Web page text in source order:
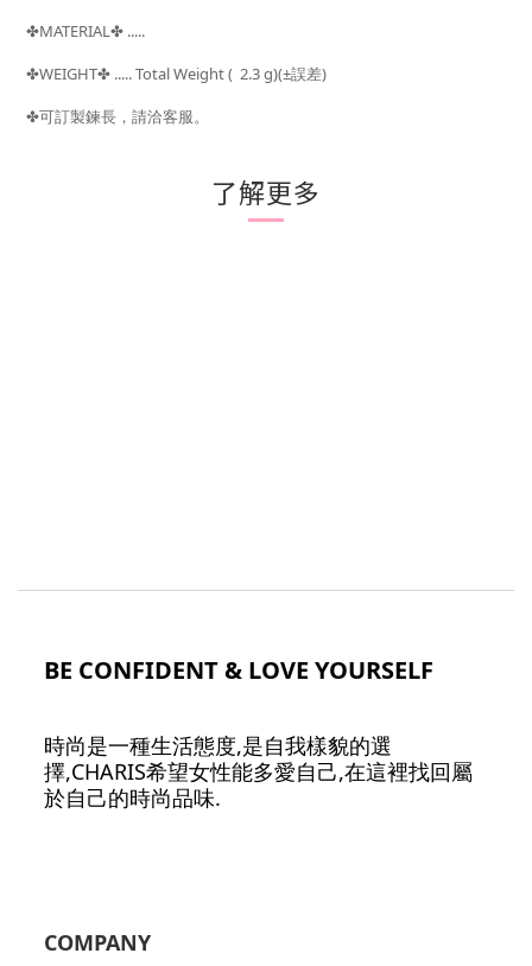
✤MATERIAL✤ .....
✤WEIGHT✤ ..... Total Weight ( 2.3 g)(±誤差)
✤可訂製鍊長，請洽客服。
了解更多
BE CONFIDENT & LOVE YOURSELF
時尚是一種生活態度,是自我樣貌的選
擇,CHARIS希望女性能多愛自己,在這裡找回屬
於自己的時尚品味.
COMPANY